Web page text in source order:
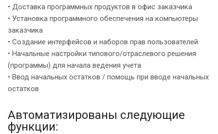
• Доставка программных продуктов в офис заказчика
• Установка программного обеспечения на компьютеры
заказчика
• Создание интерфейсов и наборов прав пользователей
• Начальные настройки типового/отраслевого решения
(программы) для начала ведения учета
• Ввод начальных остатков / помощь при вводе начальных
остатков
Автоматизированы следующие
функции: